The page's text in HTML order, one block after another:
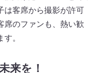
は客席から撮影が許可
席のファンも、熱い歓
。
来を！